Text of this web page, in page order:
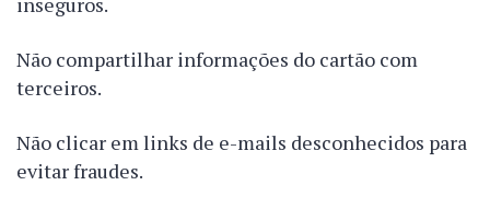
Não compartilhar informações do cartão com
terceiros.
Não clicar em links de e-mails desconhecidos para
evitar fraudes.